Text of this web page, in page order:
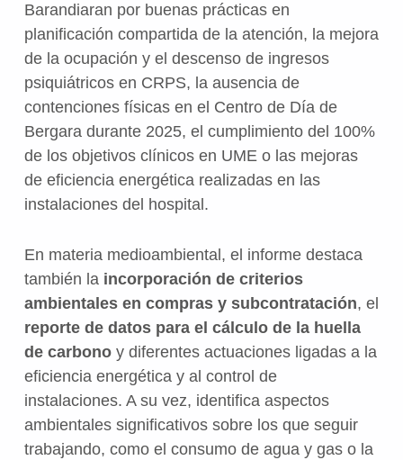
Barandiaran por buenas prácticas en
planificación compartida de la atención, la mejora
de la ocupación y el descenso de ingresos
psiquiátricos en CRPS, la ausencia de
contenciones físicas en el Centro de Día de
Bergara durante 2025, el cumplimiento del 100%
de los objetivos clínicos en UME o las mejoras
de eficiencia energética realizadas en las
instalaciones del hospital.
En materia medioambiental, el informe destaca
también la incorporación de criterios
ambientales en compras y subcontratación, el
reporte de datos para el cálculo de la huella
de carbonoy diferentes actuaciones ligadas a la
eficiencia energética y al control de
instalaciones. A su vez, identifica aspectos
ambientales significativos sobre los que seguir
trabajando, como el consumo de agua y gas o la